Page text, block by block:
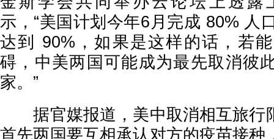
示，“美国计划今年6月完成 80% 人
达到 90%，如果是这样的话，若
碍，中美两国可能成为最先取消彼
家。”
据官媒报道，美中取消相互旅行
首先两国要互相承认对方的疫苗接种